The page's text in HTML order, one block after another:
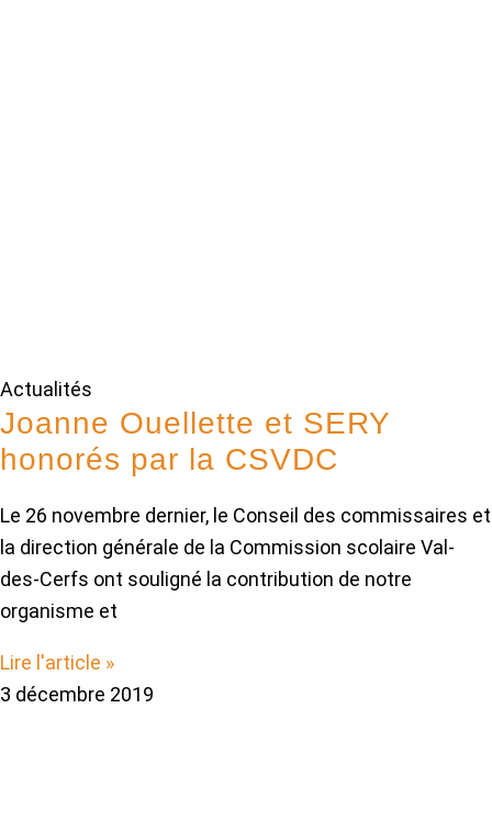
Actualités
Joanne Ouellette et SERY
honorés par la CSVDC
Le 26 novembre dernier, le Conseil des commissaires et
la direction générale de la Commission scolaire Val-
des-Cerfs ont souligné la contribution de notre
organisme et
Lire l'article »
3 décembre 2019